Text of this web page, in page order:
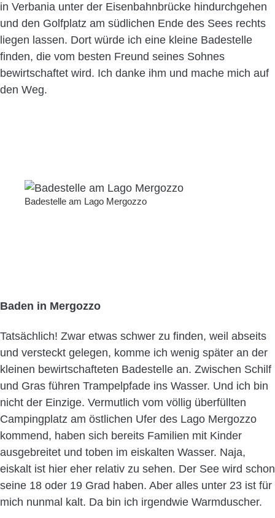
in Verbania unter der Eisenbahnbrücke hindurchgehen
und den Golfplatz am südlichen Ende des Sees rechts
liegen lassen. Dort würde ich eine kleine Badestelle
finden, die vom besten Freund seines Sohnes
bewirtschaftet wird. Ich danke ihm und mache mich auf
den Weg.
Badestelle am Lago Mergozzo
Baden in Mergozzo
Tatsächlich! Zwar etwas schwer zu finden, weil abseits
und versteckt gelegen, komme ich wenig später an der
kleinen bewirtschafteten Badestelle an. Zwischen Schilf
und Gras führen Trampelpfade ins Wasser. Und ich bin
nicht der Einzige. Vermutlich vom völlig überfüllten
Campingplatz am östlichen Ufer des Lago Mergozzo
kommend, haben sich bereits Familien mit Kinder
ausgebreitet und toben im eiskalten Wasser. Naja,
eiskalt ist hier eher relativ zu sehen. Der See wird schon
seine 18 oder 19 Grad haben. Aber alles unter 23 ist für
mich nunmal kalt. Da bin ich irgendwie Warmduscher.